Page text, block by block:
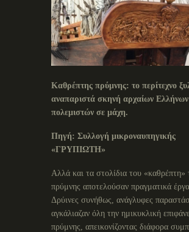
Καθρέπτης πρύμνης: το περίτεχνο
αναπαριστά σκηνή αρχαίων Ελλήνων
πολεμιστών σε μάχη.
Πηγή: Συλλογή μικροναυπηγικής
«ΓΡΥΠΙΩΤΗ»
Αλλά και τα στολίδια του «καθρέπτη»
πρύμνης αποτελούσαν πραγματικά έργα
Δρύινες συνήθως, ανάγλυφες
αγκάλιαζαν όλη την ημικυκλική
πρύμνης, απεικονίζοντας διάφορα